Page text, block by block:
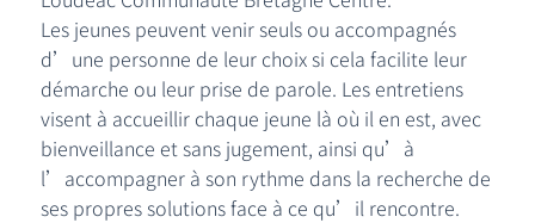
Les jeunes peuvent venir seuls ou accompagnés
d’une personne de leur choix si cela facilite leur
démarche ou leur prise de parole. Les entretiens
visent à accueillir chaque jeune là où il en est, avec
bienveillance et sans jugement, ainsi qu’à
l’accompagner à son rythme dans la recherche de
ses propres solutions face à ce qu’il rencontre.